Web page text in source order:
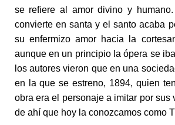
se refiere al amor divino y
convierte en santa y el santo acaba
su enfermizo amor hacia la
aunque en un principio la ópera se
los autores vieron que en una
en la que se estreno, 1894, quien
obra era el personaje a imitar por sus
de ahí que hoy la conozcamos como